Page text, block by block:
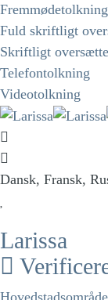
Fremmødetolkning
Fuld skriftligt
Skriftligt
Telefontolkning
Videotolkning
Dansk, Fransk,
Larissa